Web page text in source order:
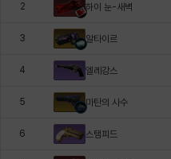
2 하이 눈-새벽
3 알타이르
4 엘레강스
5 마탄의 사수
6 스탬피드